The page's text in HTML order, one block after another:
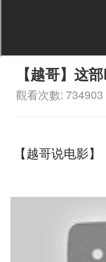
【越哥】这
觀看次數:
【越哥说电影】